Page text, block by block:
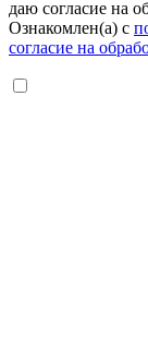
даю согласие на
Ознакомлен(а) с
согласие на